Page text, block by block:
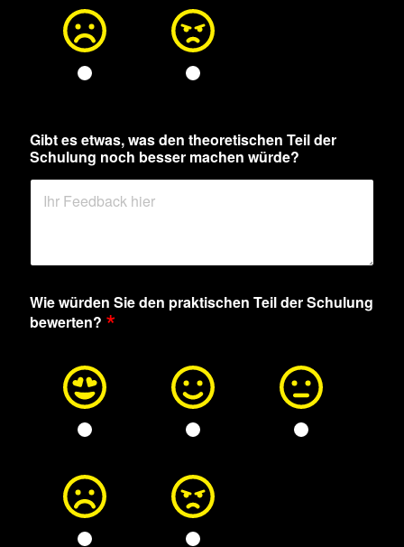
Gibt es etwas, was den theoretischen Teil der
Schulung noch besser machen würde?
Wie würden Sie den praktischen Teil der Schulung
bewerten? *